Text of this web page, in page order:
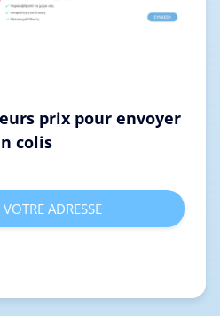
prix pour envoyer
colis
VOTRE ADRESSE